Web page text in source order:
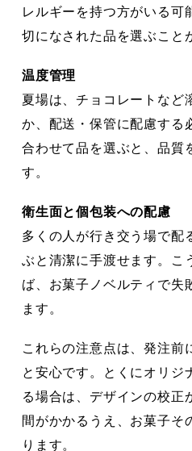
レルギーを持つ方がいる可
切になされた品を選ぶこと
温度管理
夏場は、チョコレートなど
か、配送・保管に配慮する
合わせて品を選ぶと、品質
す。
衛生面と個包装への配慮
多くの人が行き交う場で配
ぶと清潔に手渡せます。こ
ば、お菓子ノベルティで失
ます。
これらの注意点は、発注前
と安心です。とくにオリジ
る場合は、デザインの校正
間がかかるうえ、お菓子そ
ります。